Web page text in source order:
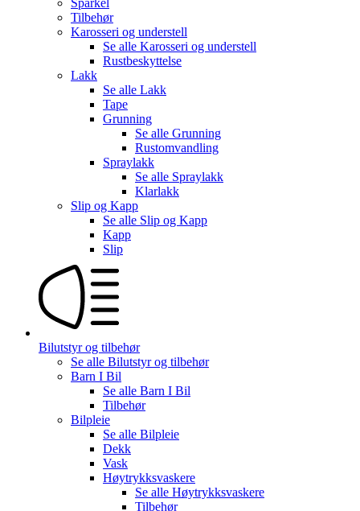
Tilbehør
Karosseri og understell
Se alle Karosseri og understell
Rustbeskyttelse
Lakk
Se alle Lakk
Tape
Grunning
Se alle Grunning
Rustomvandling
Spraylakk
Se alle Spraylakk
Klarlakk
Slip og Kapp
Se alle Slip og Kapp
Kapp
Slip
Bilutstyr og tilbehør
Se alle Bilutstyr og tilbehør
Barn I Bil
Se alle Barn I Bil
Tilbehør
Bilpleie
Se alle Bilpleie
Dekk
Vask
Høytrykksvaskere
Se alle Høytrykksvaskere
Tilbehør